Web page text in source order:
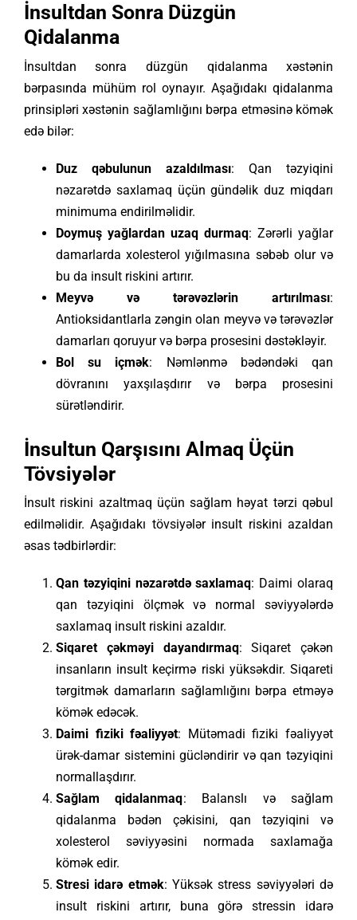
İnsultdan Sonra Düzgün
Qidalanma
İnsultdan sonra düzgün qidalanma xəstənin
bərpasında mühüm rol oynayır. Aşağıdakı qidalanma
prinsipləri xəstənin sağlamlığını bərpa etməsinə kömək
edə bilər:
Duz qəbulunun azaldılması: Qan təzyiqini
nəzarətdə saxlamaq üçün gündəlik duz miqdarı
minimuma endirilməlidir.
Doymuş yağlardan uzaq durmaq: Zərərli yağlar
damarlarda xolesterol yığılmasına səbəb olur və
bu da insult riskini artırır.
Meyvə və tərəvəzlərin artırılması:
Antioksidantlarla zəngin olan meyvə və tərəvəzlər
damarları qoruyur və bərpa prosesini dəstəkləyir.
Bol su içmək: Nəmlənmə bədəndəki qan
dövranını yaxşılaşdırır və bərpa prosesini
sürətləndirir.
İnsultun Qarşısını Almaq Üçün
Tövsiyələr
İnsult riskini azaltmaq üçün sağlam həyat tərzi qəbul
edilməlidir. Aşağıdakı tövsiyələr insult riskini azaldan
əsas tədbirlərdir:
Qan təzyiqini nəzarətdə saxlamaq: Daimi olaraq
qan təzyiqini ölçmək və normal səviyyələrdə
saxlamaq insult riskini azaldır.
Siqaret çəkməyi dayandırmaq: Siqaret çəkən
insanların insult keçirmə riski yüksəkdir. Siqareti
tərgitmək damarların sağlamlığını bərpa etməyə
kömək edəcək.
Daimi fiziki fəaliyyət: Mütəmadi fiziki fəaliyyət
ürək-damar sistemini gücləndirir və qan təzyiqini
normallaşdırır.
Sağlam qidalanmaq: Balanslı və sağlam
qidalanma bədən çəkisini, qan təzyiqini və
xolesterol səviyyəsini normada saxlamağa
kömək edir.
Stresi idarə etmək: Yüksək stress səviyyələri də
insult riskini artırır, buna görə stressin idarə